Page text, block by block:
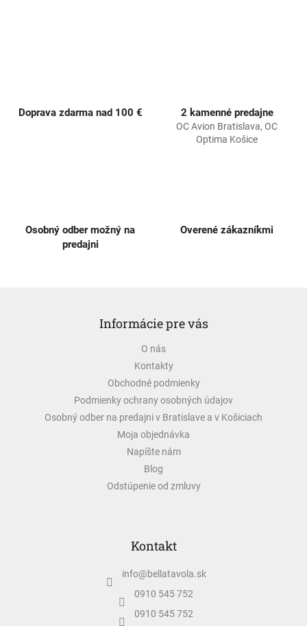
Doprava zdarma nad 100 € 2 kamenné predajne
OC Avion Bratislava, OC
Optima Košice
Osobný odber možný na
predajni
Overené zákazníkmi
Informácie pre vás
O nás
Kontakty
Obchodné podmienky
Podmienky ochrany osobných údajov
Osobný odber na predajni v Bratislave a v Košiciach
Moja objednávka
Napíšte nám
Blog
Odstúpenie od zmluvy
Kontakt
info@bellatavola.sk
0910 545 752
0910 545 752